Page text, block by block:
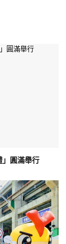
」圓滿舉行